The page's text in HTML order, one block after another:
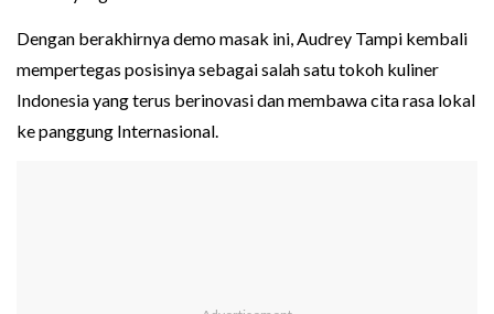
Dengan berakhirnya demo masak ini, Audrey Tampi kembali
mempertegas posisinya sebagai salah satu tokoh kuliner
Indonesia yang terus berinovasi dan membawa cita rasa lokal
ke panggung Internasional.